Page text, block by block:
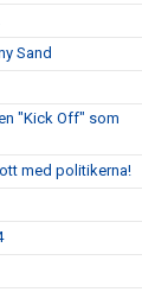
Sand
"Kick Off" som
med politikerna!